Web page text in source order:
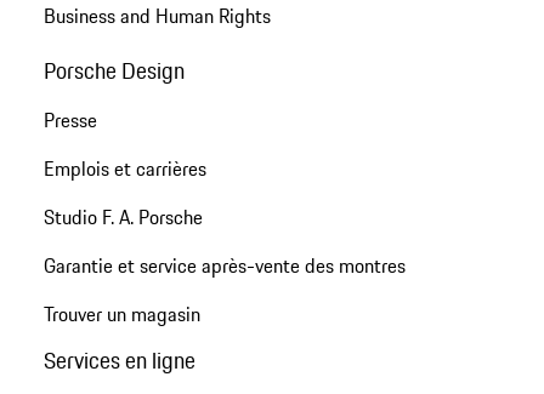
Business and Human Rights
Porsche Design
Presse
Emplois et carrières
Studio F. A. Porsche
Garantie et service après-vente des montres
Trouver un magasin
Services en ligne